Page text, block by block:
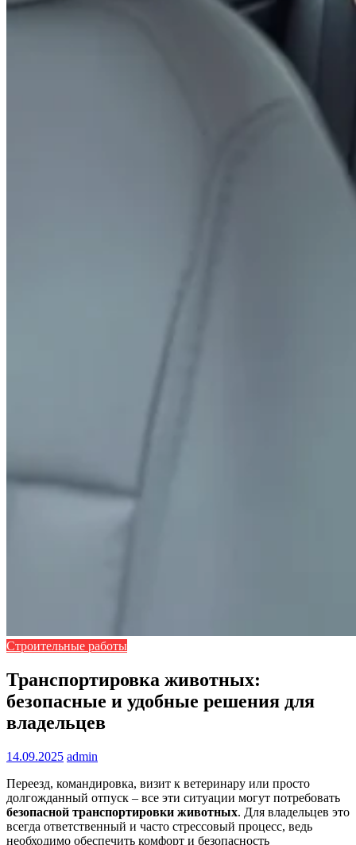
Строительные работы
Транспортировка животных:
безопасные и удобные решения для
владельцев
14.09.2025 admin
Переезд, командировка, визит к ветеринару или просто
долгожданный отпуск – все эти ситуации могут потребовать
безопасной транспортировки животных. Для владельцев это
всегда ответственный и часто стрессовый процесс, ведь
необходимо обеспечить комфорт и безопасность